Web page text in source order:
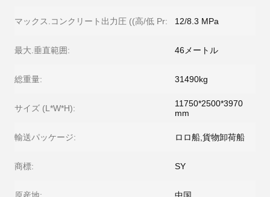
マックス.コンクリート出力圧 ((高/低 Pr: 12/8.3 MPa
最大.垂直範囲: 46メートル
総重量: 31490kg
サイズ (L*W*H):
11750*2500*3970
mm
輸送パッケージ: ロロ船,貨物卸荷船
商標: SY